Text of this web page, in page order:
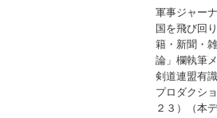
軍事ジャー
国を飛び回
籍・新聞・
論」欄執筆
剣道連盟有
プロダクシ
２３）（本